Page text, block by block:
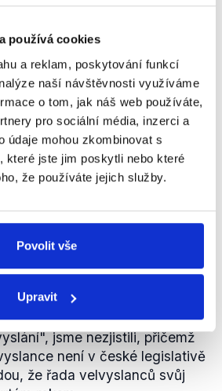
používá cookies
a reklam, poskytování funkcí
naší návštěvnosti využíváme
o tom, jak náš web používáte,
pro sociální média, inzerci a
údaje mohou zkombinovat s
které jste jim poskytli nebo které
že používáte jejich služby.
Povolit vše
Upravit
doba vyslání letos
celkem 32 českým
Dalších 11
úřadů je v této
bez velvyslance.
Václava Moravce
počty chybějících
ČR velvyslanci nejspíše
Václav Moravec míní termínem
jsme nezjistili, přičemž
není v české legislativě
že řada velvyslanců svůj